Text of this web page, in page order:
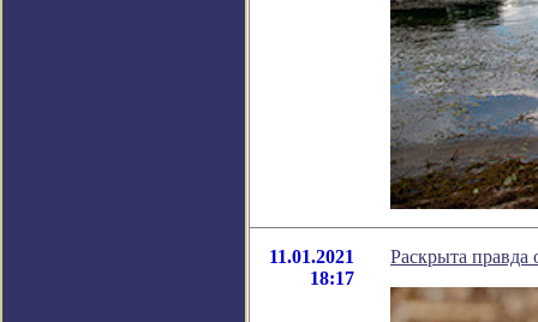
11.01.2021
18:17
Раскрыта правда